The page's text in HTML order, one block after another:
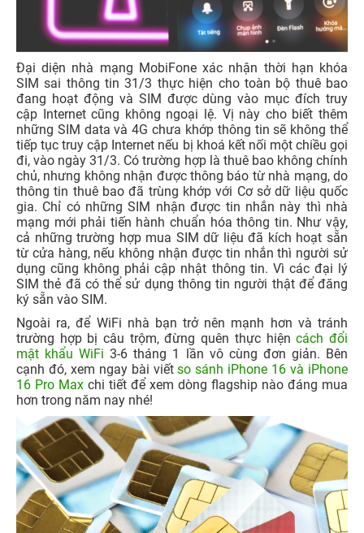
Đại diện nhà mạng MobiFone xác nhận thời hạn khóa
SIM sai thông tin 31/3 thực hiện cho toàn bộ thuê bao
đang hoạt động và SIM được dùng vào mục đích truy
cập Internet cũng không ngoại lệ. Vị này cho biết thêm
những SIM data và 4G chưa khớp thông tin sẽ không thể
tiếp tục truy cập Internet nếu bị khoá kết nối một chiều gọi
đi, vào ngày 31/3. Có trường hợp là thuê bao không chính
chủ, nhưng không nhận được thông báo từ nhà mạng, do
thông tin thuê bao đã trùng khớp với Cơ sở dữ liệu quốc
gia. Chỉ có những SIM nhận được tin nhắn này thì nhà
mạng mới phải tiến hành chuẩn hóa thông tin. Như vậy,
cả những trường hợp mua SIM dữ liệu đã kích hoạt sẵn
từ cửa hàng, nếu không nhận được tin nhắn thì người sử
dụng cũng không phải cập nhật thông tin. Vì các đại lý
SIM thẻ đã có thể sử dụng thông tin người thật để đăng
ký sẵn vào SIM.
Ngoài ra, để WiFi nhà bạn trở nên mạnh hơn và tránh
trường hợp bị câu trộm, đừng quên thực hiệncách đổi
mật khẩu WiFi 3-6 tháng 1 lần vô cùng đơn giản. Bên
cạnh đó, xem ngay bài viếtso sánh iPhone 16 và iPhone
16 Pro Max chi tiết để xem dòng flagship nào đáng mua
hơn trong năm nay nhé!